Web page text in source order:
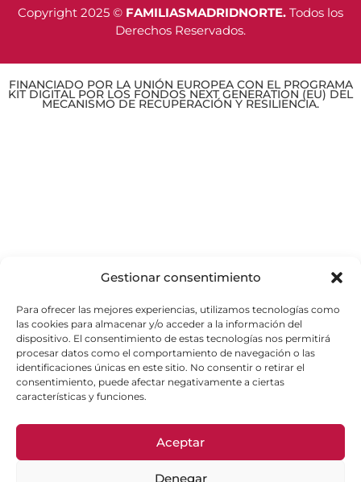
Gestionar consentimiento
Para ofrecer las mejores experiencias, utilizamos tecnologías como
las cookies para almacenar y/o acceder a la información del
dispositivo. El consentimiento de estas tecnologías nos permitirá
procesar datos como el comportamiento de navegación o las
identificaciones únicas en este sitio. No consentir o retirar el
consentimiento, puede afectar negativamente a ciertas
características y funciones.
Aceptar
Denegar
Copyright 2025 © FAMILIASMADRIDNORTE. Todos los
Derechos Reservados.
FINANCIADO POR LA UNIÓN EUROPEA CON EL PROGRAMA
KIT DIGITAL POR LOS FONDOS NEXT GENERATION (EU) DEL
MECANISMO DE RECUPERACIÓN Y RESILIENCIA.